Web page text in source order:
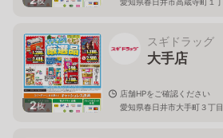
2枚
スギドラッグ
大手店
店舗HPをご確認ください
愛知県春日井市大手町３丁